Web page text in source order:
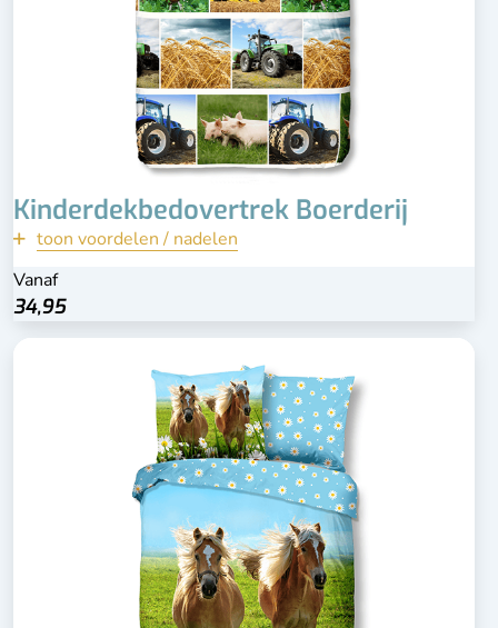
Kinderdekbedovertrek Boerderij
toon voordelen / nadelen
Vanaf
34,95
Bekijk
Prachtige print
100% katoen
Wasbaar op 60 °C
Bijpassende kussensloop 60x70 cm